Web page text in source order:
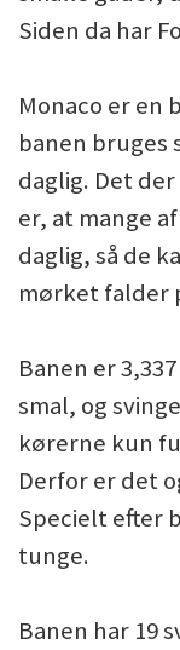
Siden da har
Monaco er en
banen bruges
daglig. Det
er, at mange
daglig, så de
mørket falder
Banen er
smal, og
kørerne kun
Derfor er det
Specielt efter
tunge.
Banen har 19